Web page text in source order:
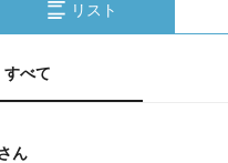
リスト
すべて
ん